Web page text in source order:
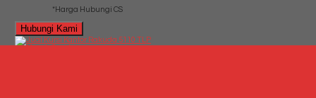
*Harga Hubungi CS
Hubungi Kami